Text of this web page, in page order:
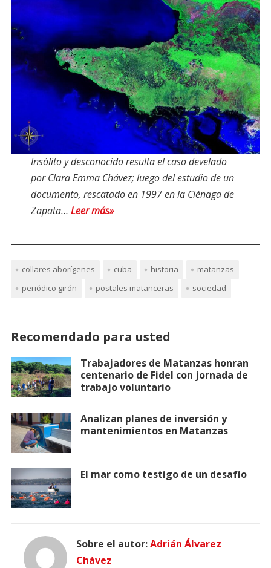
Insólito y desconocido resulta el caso develado
por Clara Emma Chávez; luego del estudio de un
documento, rescatado en 1997 en la Ciénaga de
Zapata… Leer más»
collares aborígenes cuba historia
matanzas
periódico girón
postales matanceras sociedad
Recomendado para usted
Trabajadores de Matanzas honran
centenario de Fidel con jornada de
trabajo voluntario
Analizan planes de inversión y
mantenimientos en Matanzas
El mar como testigo de un desafío
Sobre el autor:Adrián Álvarez
Chávez